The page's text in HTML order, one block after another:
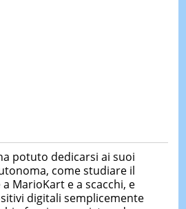
potuto dedicarsi ai suoi
come studiare il
MarioKart e a scacchi, e
digitali semplicemente